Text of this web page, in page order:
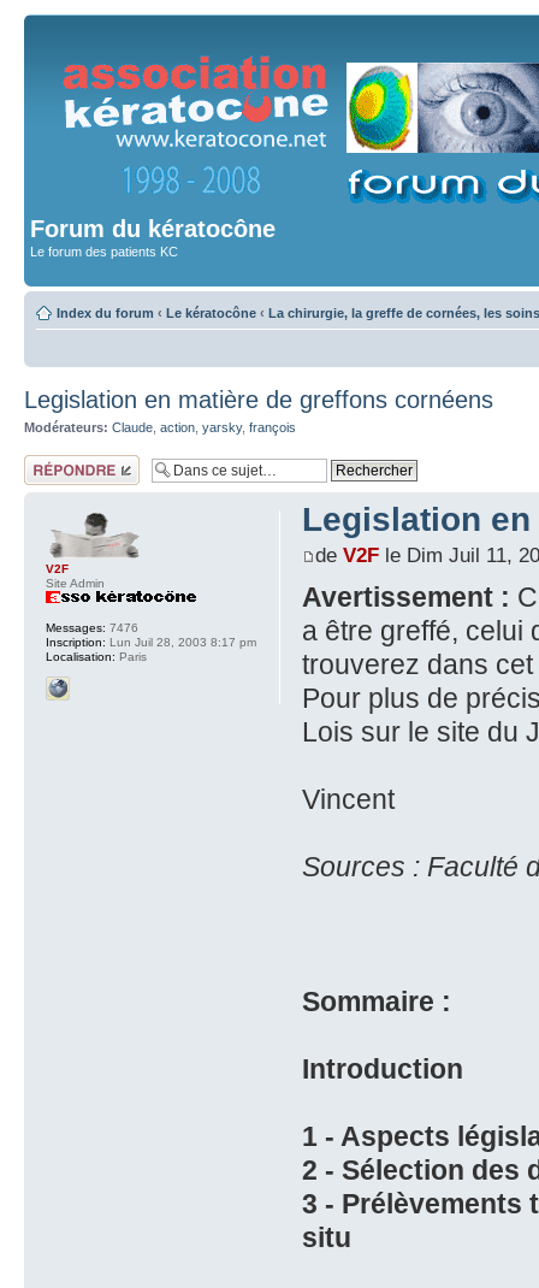
Forum du kératocône
Le forum des patients KC
Index du forum ‹ Le kératocône ‹ La chirurgie, la greffe de cornées, les
Legislation en matière de greffons cornéens
Modérateurs: Claude action yarsky, françois
Répondre
Legislation
de V2Fle Dim Juil 11,
Avertissement :
a être greffé, celui
trouverez dans
Pour plus de
Lois sur le site du
Vincent
Sources : Faculté
Sommaire :
Introduction
1 - Aspects
2 - Sélection des
3 - Prélèvements
situ
V2F
Site Admin
Messages: 7476
Inscription: Lun Juil 28, 2003 8:17 pm
Localisation: Paris